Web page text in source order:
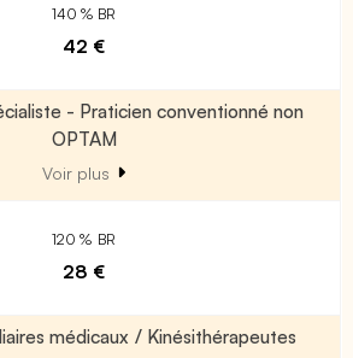
140 % BR
42 €
- Praticien conventionné non
OPTAM
Voir plus
120 % BR
28 €
médicaux / Kinésithérapeutes